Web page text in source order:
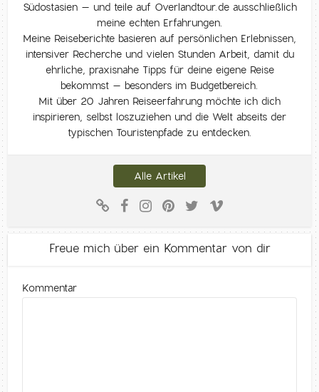
Südostasien – und teile auf Overlandtour.de ausschließlich
meine echten Erfahrungen.
Meine Reiseberichte basieren auf persönlichen Erlebnissen,
intensiver Recherche und vielen Stunden Arbeit, damit du
ehrliche, praxisnahe Tipps für deine eigene Reise
bekommst – besonders im Budgetbereich.
Mit über 20 Jahren Reiseerfahrung möchte ich dich
inspirieren, selbst loszuziehen und die Welt abseits der
typischen Touristenpfade zu entdecken.
Alle Artikel
Freue mich über ein Kommentar von dir
Kommentar